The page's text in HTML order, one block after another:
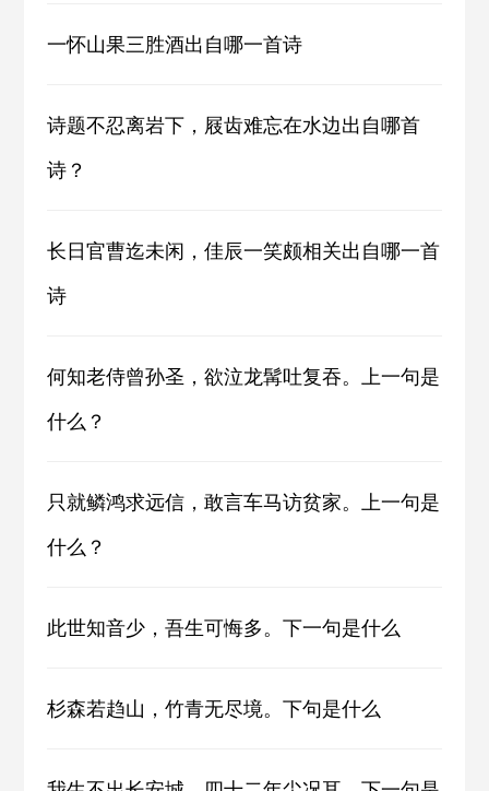
一怀山果三胜酒出自哪一首诗
诗题不忍离岩下，屐齿难忘在水边出自哪首
诗？
长日官曹迄未闲，佳辰一笑颇相关出自哪一首
诗
何知老侍曾孙圣，欲泣龙髯吐复吞。上一句是
什么？
只就鳞鸿求远信，敢言车马访贫家。上一句是
什么？
此世知音少，吾生可悔多。下一句是什么
杉森若趋山，竹青无尽境。下句是什么